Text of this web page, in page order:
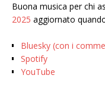
Buona musica per chi
2025 aggiornato
Bluesky (con i
Spotify
YouTube